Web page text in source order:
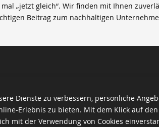
„jetzt gleich“. Wir finden mit Ihnen
Beitrag zum nachhaltigen
Dienste zu verbessern, persönliche
Erlebnis zu bieten. Mit dem Klick auf den
mit der Verwendung von Cookies